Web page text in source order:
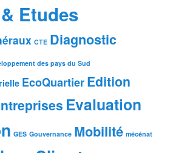
Etudes
CTE Diagnostic
des pays du Sud
EcoQuartierEdition
Evaluation
GES Gouvernance Mobilité mécénat